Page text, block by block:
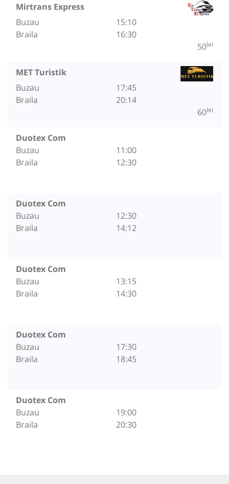
Mirtrans Express
Buzau
Braila
15:10
16:30
50lei
MET Turistik
Buzau
Braila
17:45
20:14
60lei
Duotex Com
Buzau
Braila
11:00
12:30
Duotex Com
Buzau
Braila
12:30
14:12
Duotex Com
Buzau
Braila
13:15
14:30
Duotex Com
Buzau
Braila
17:30
18:45
Duotex Com
Buzau
Braila
19:00
20:30